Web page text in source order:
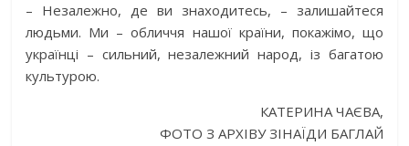
– Незалежно, де ви знаходитесь, – залишайтеся
людьми. Ми – обличчя нашої країни, покажімо, що
українці – сильний, незалежний народ, із багатою
культурою.
КАТЕРИНА ЧАЄВА,
ФОТО З АРХІВУ ЗІНАЇДИ БАГЛАЙ